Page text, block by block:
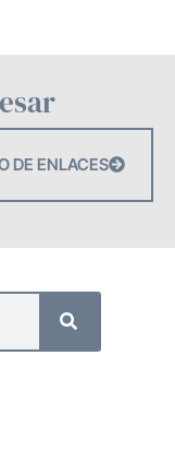
DE ENLACES